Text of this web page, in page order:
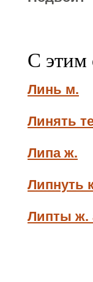
С этим
Линь м.
Линять
Липа ж.
Липнуть
Липты ж.